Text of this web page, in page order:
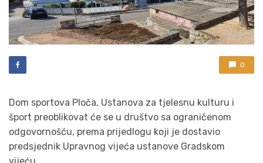
0
Dom sportova Ploča, Ustanova za tjelesnu kulturu i
šport preoblikovat će se u društvo sa ograničenom
odgovornošću, prema prijedlogu koji je dostavio
predsjednik Upravnog vijeća ustanove Gradskom